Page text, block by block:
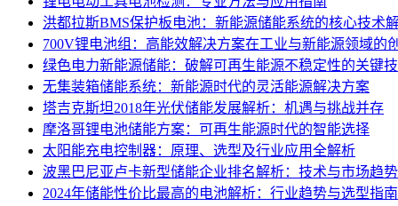
洪都拉斯BMS保护板电池：新能源储能系统的核心技术
700V锂电池组：高能效解决方案在工业与新能源领域的
绿色电力新能源储能：破解可再生能源不稳定性的关键
无集装箱储能系统：新能源时代的灵活能源解决方案
塔吉克斯坦2018年光伏储能发展解析：机遇与挑战并存
摩洛哥锂电池储能方案：可再生能源时代的智能选择
太阳能充电控制器：原理、选型及行业应用全解析
波黑巴尼亚卢卡新型储能企业排名解析：技术与市场趋
2024年储能性价比最高的电池解析：行业趋势与选型指南